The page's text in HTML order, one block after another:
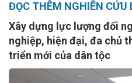
ĐỌC THÊM NGHIÊN CỨU
Xây dựng lực lượng đối
nghiệp, hiện đại, đa chủ
triển mới của dân tộc